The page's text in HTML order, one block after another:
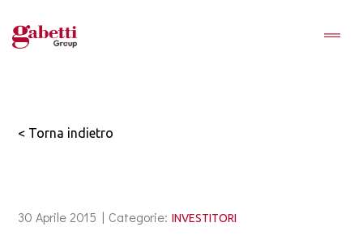
< Torna indietro
30 Aprile 2015 | Categorie: INVESTITORI